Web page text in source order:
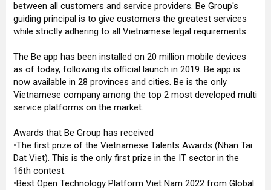
between all customers and service providers. Be Group's
guiding principal is to give customers the greatest services
while strictly adhering to all Vietnamese legal requirements.
The Be app has been installed on 20 million mobile devices
as of today, following its official launch in 2019. Be app is
now available in 28 provinces and cities. Be is the only
Vietnamese company among the top 2 most developed multi
service platforms on the market.
Awards that Be Group has received
•The first prize of the Vietnamese Talents Awards (Nhan Tai
Dat Viet). This is the only first prize in the IT sector in the
16th contest.
•Best Open Technology Platform Viet Nam 2022 from Global